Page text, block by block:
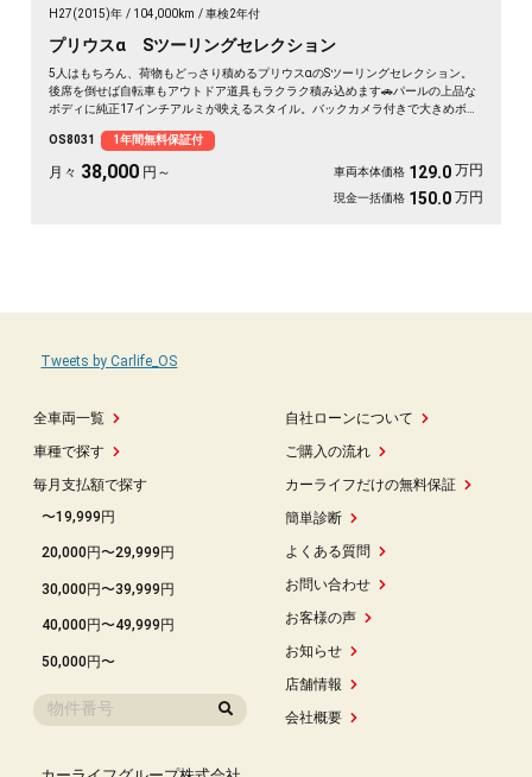
H27(2015)年 104,000km 車検2年付
プリウスα Sツーリングセレクション
5人はもちろん、荷物もどっさり積めるプリウスαのSツーリングセレクション。
後席を倒せば自転車もアウトドア道具もラクラク積み込めます🚗パールの上品な
ボディに純正17インチアルミが映えるスタイル。バックカメラ付きで大きめボデ
荷室を活かして趣味の時間がもっと広がりますよ✨《1年保証付》💫
OS8031 1年間無料保証付
月々 38,000 円～ 車両本体価格 129.0 万円
現金一括価格 150.0 万円
全車両一覧
車種で探す
毎月支払額で探す
〜19,999円
20,000円〜29,999円
30,000円〜39,999円
40,000円〜49,999円
50,000円〜
自社ローンについて
ご購入の流れ
カーライフだけの無料保証
簡単診断
よくある質問
お問い合わせ
お客様の声
お知らせ
店舗情報
会社概要
Tweets by Carlife_OS